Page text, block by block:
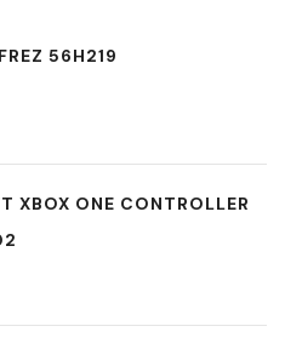
56H219
XBOX ONE CONTROLLER